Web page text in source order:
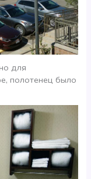
для
полотенец было